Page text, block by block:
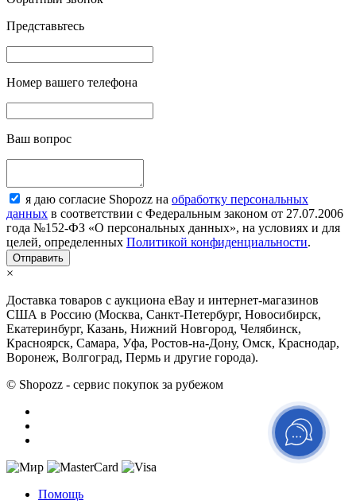
Представьтесь
Номер вашего телефона
Ваш вопрос
я даю согласие Shopozz на обработку персональных
данных в соответствии с Федеральным законом от 27.07.2006
года №152-ФЗ «О персональных данных», на условиях и для
целей, определенных Политикой конфиденциальности.
×
Доставка товаров с аукциона eBay и интернет-магазинов
США в Россию (Москва, Санкт-Петербург, Новосибирск,
Екатеринбург, Казань, Нижний Новгород, Челябинск,
Красноярск, Самара, Уфа, Ростов-на-Дону, Омск, Краснодар,
Воронеж, Волгоград, Пермь и другие города).
© Shopozz - сервис покупок за рубежом
Помощь